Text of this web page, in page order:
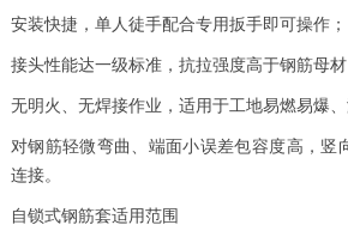
安装快捷，单人徒手配合专用扳手即可操作；
接头性能达一级标准，抗拉强度高于钢筋母材
无明火、无焊接作业，适用于工地易燃易爆、
对钢筋轻微弯曲、端面小误差包容度高，竖
连接。
自锁式钢筋套适用范围